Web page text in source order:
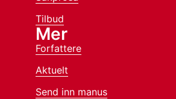
Tilbud
Mer
Forfattere
Aktuelt
Send inn manus